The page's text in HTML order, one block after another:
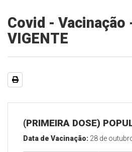
Covid - Vacinação
VIGENTE
(PRIMEIRA DOSE)
Data de Vacinação: 28 de